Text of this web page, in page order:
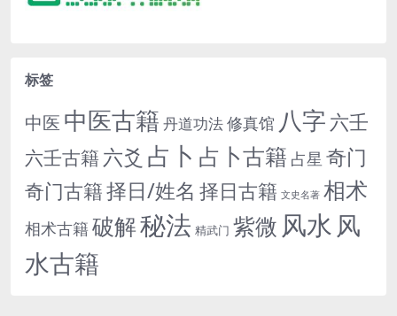
标签
中医 中医古籍 丹道功法修真馆 八字 六壬
六壬古籍 六爻 占卜 占卜古籍 占星 奇门
奇门古籍择日/姓名 择日古籍 文史名著 相术
相术古籍破解秘法 精武门 紫微 风水 风
水古籍